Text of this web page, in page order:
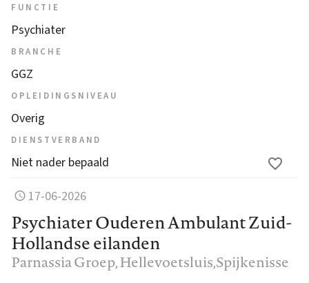
FUNCTIE
Psychiater
BRANCHE
GGZ
OPLEIDINGSNIVEAU
Overig
DIENSTVERBAND
Niet nader bepaald
17-06-2026
Psychiater Ouderen Ambulant Zuid-
Hollandse eilanden
Parnassia Groep, Hellevoetsluis,Spijkenisse